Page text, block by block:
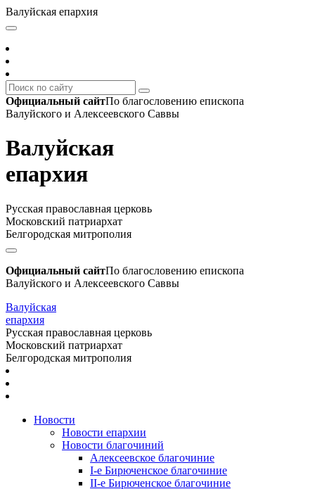
Валуйская епархия
Официальный сайтПо благословению епископа
Валуйского и Алексеевского Саввы
Валуйская
епархия
Русская православная церковь
Московский патриархат
Белгородская митрополия
Официальный сайтПо благословению епископа
Валуйского и Алексеевского Саввы
Валуйская
епархия
Русская православная церковь
Московский патриархат
Белгородская митрополия
Новости
Новости епархии
Новости благочиний
Алексеевское благочиние
I-е Бирюченское благочиние
II-е Бирюченское благочиние